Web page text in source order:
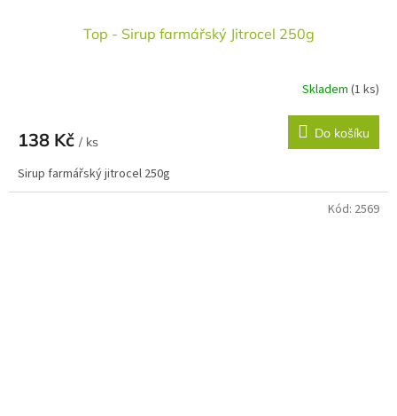
Top - Sirup farmářský Jitrocel 250g
Skladem (1 ks)
138 Kč / ks
Do košíku
Sirup farmářský jitrocel 250g
Kód: 2569